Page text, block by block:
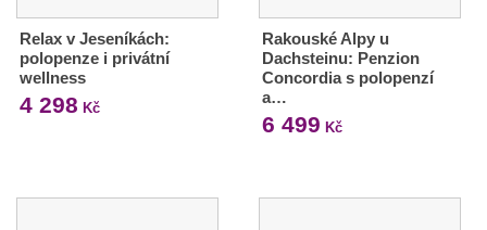
Relax v Jeseníkách:
polopenze i privátní
wellness
4 298 Kč
Rakouské Alpy u
Dachsteinu: Penzion
Concordia s polopenzí
a…
6 499 Kč